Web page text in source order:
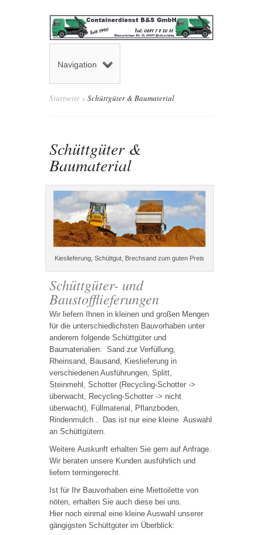
Navigation
Startseite » Schüttgüter & Baumaterial
Schüttgüter &
Baumaterial
Kieslieferung, Schüttgut, Brechsand zum guten Preis
Schüttgüter- und
Baustofflieferungen
Wir liefern Ihnen in kleinen und großen Mengen
für die unterschiedlichsten Bauvorhaben unter
anderem folgende Schüttgüter und
Baumaterialien: Sand zur Verfüllung,
Rheinsand, Bausand, Kieslieferung in
verschiedenen Ausführungen, Splitt,
Steinmehl, Schotter (Recycling-Schotter ->
überwacht, Recycling-Schotter -> nicht
überwacht), Füllmaterial, Pflanzboden,
Rindenmulch . Das ist nur eine kleine Auswahl
an Schüttgütern.
Weitere Auskunft erhalten Sie gern auf Anfrage.
Wir beraten unsere Kunden ausführlich und
liefern termingerecht.
Ist für Ihr Bauvorhaben eine Miettoilette von
nöten, erhalten Sie auch diese bei uns.
Hier noch einmal eine kleine Auswahl unserer
gängigsten Schüttgüter im Überblick: